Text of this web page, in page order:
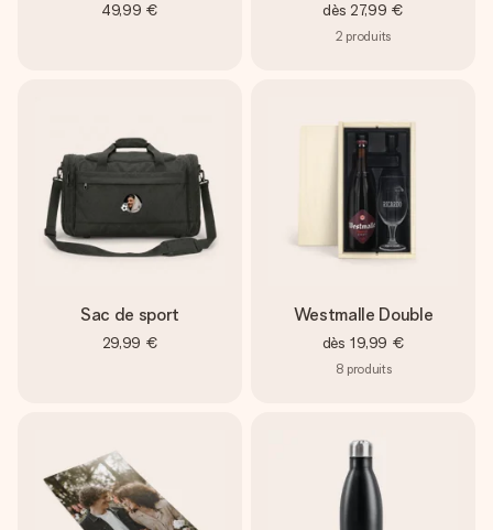
49,99 € dès 27,99 €
2 produits
Sac de sport
29,99 €
Westmalle Double
dès 19,99 €
8 produits